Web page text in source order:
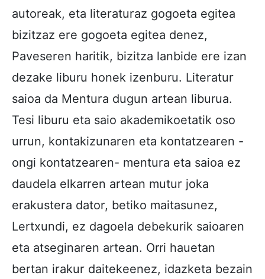
autoreak, eta literaturaz gogoeta egitea
bizitzaz ere gogoeta egitea denez,
Paveseren haritik, bizitza lanbide ere izan
dezake liburu honek izenburu. Literatur
saioa da Mentura dugun artean liburua.
Tesi liburu eta saio akademikoetatik oso
urrun, kontakizunaren eta kontatzearen -
ongi kontatzearen- mentura eta saioa ez
daudela elkarren artean mutur joka
erakustera dator, betiko maitasunez,
Lertxundi, ez dagoela debekurik saioaren
eta atseginaren artean. Orri hauetan
bertan irakur daitekeenez, idazketa bezain